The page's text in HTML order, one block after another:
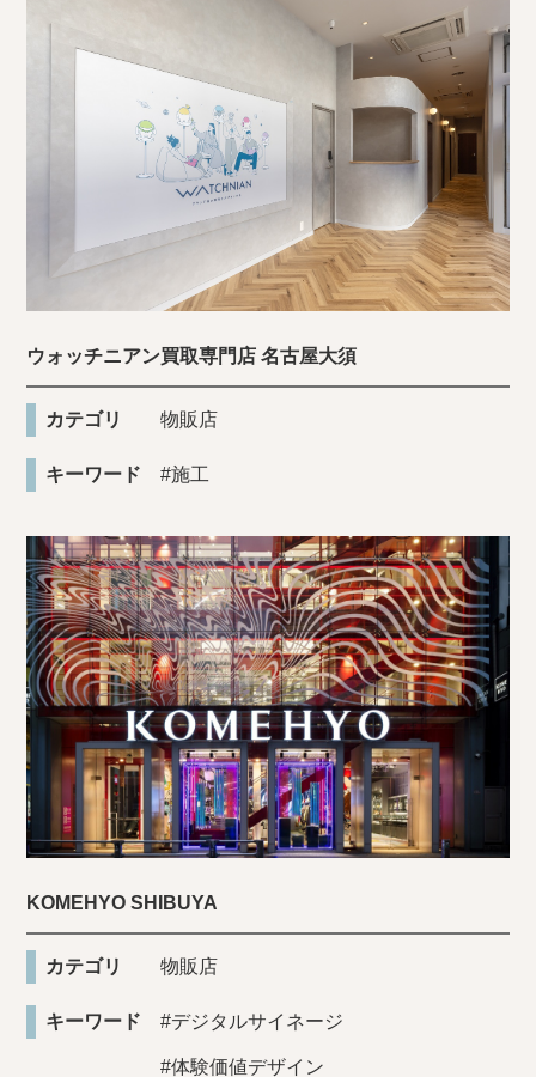
ウォッチニアン買取専門店 名古屋大須
カテゴリ 物販店
キーワード #施工
KOMEHYO SHIBUYA
カテゴリ 物販店
キーワード #デジタルサイネージ
#体験価値デザイン